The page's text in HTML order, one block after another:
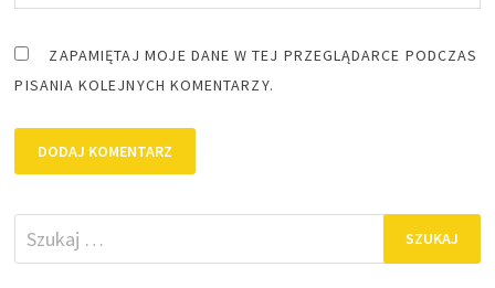
ZAPAMIĘTAJ MOJE DANE W TEJ PRZEGLĄDARCE PODCZAS
PISANIA KOLEJNYCH KOMENTARZY.
Szukaj: